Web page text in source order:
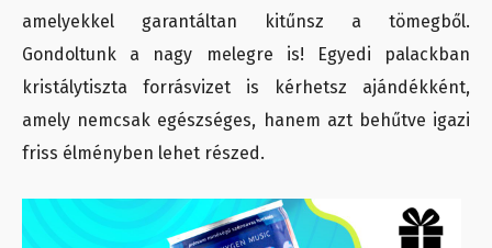
amelyekkel garantáltan kitűnsz a tömegből.
Gondoltunk a nagy melegre is! Egyedi palackban
kristálytiszta forrásvizet is kérhetsz ajándékként,
amely nemcsak egészséges, hanem azt behűtve igazi
friss élményben lehet részed.